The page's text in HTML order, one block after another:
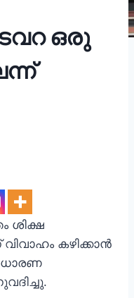
ഒരു
ശിക്ഷ
കഴിക്കാൻ